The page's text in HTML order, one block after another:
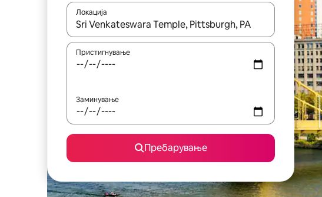
Локација
Кога резултатите се достапни, движете се со копчињата со
Пристигнување
Заминување
Пребарување